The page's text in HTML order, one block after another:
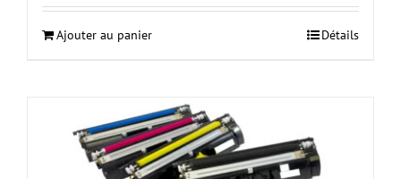
Ajouter au panier Détails